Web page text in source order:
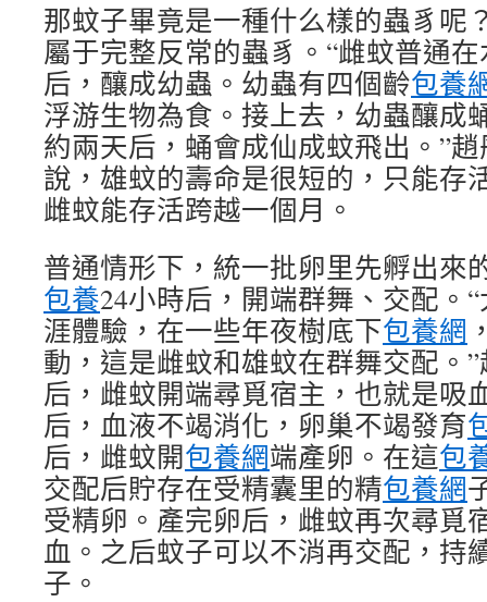
那蚊子畢竟是一種什么樣的蟲豸呢
屬于完整反常的蟲豸。“雌蚊普通
后，釀成幼蟲。幼蟲有四個齡包養
浮游生物為食。接上去，幼蟲釀成
約兩天后，蛹會成仙成蚊飛出。”
說，雄蚊的壽命是很短的，只能存
雌蚊能存活跨越一個月。
普通情形下，統一批卵里先孵出來
包養24小時后，開端群舞、交配。
涯體驗，在一些年夜樹底下包養網
動，這是雌蚊和雄蚊在群舞交配。
后，雌蚊開端尋覓宿主，也就是吸
后，血液不竭消化，卵巢不竭發育
后，雌蚊開包養網端產卵。在這包
交配后貯存在受精囊里的精包養網
受精卵。產完卵后，雌蚊再次尋覓
血。之后蚊子可以不消再交配，持
子。